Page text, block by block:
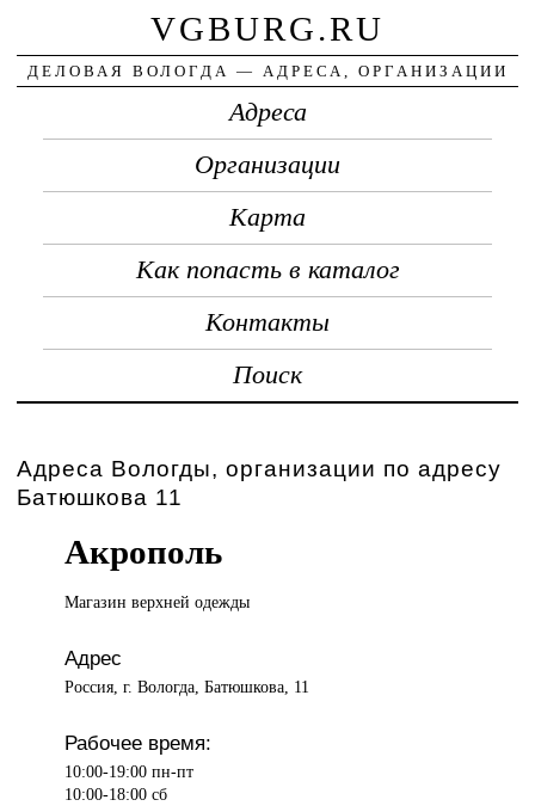
VGBURG.RU
ДЕЛОВАЯ ВОЛОГДА — АДРЕСА, ОРГАНИЗАЦИИ
Адреса
Организации
Карта
Как попасть в каталог
Контакты
Поиск
Адреса Вологды, организации по адресу
Батюшкова 11
Акрополь
Магазин верхнейодежды
Адрес
Россия, г. Вологда, Батюшкова, 11
Рабочее время:
10:00-19:00 пн-пт
10:00-18:00 сб